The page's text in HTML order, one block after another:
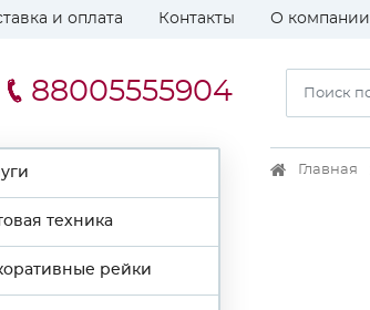
и оплата Контакты О компании
88005555904
техника
рейки
Главная